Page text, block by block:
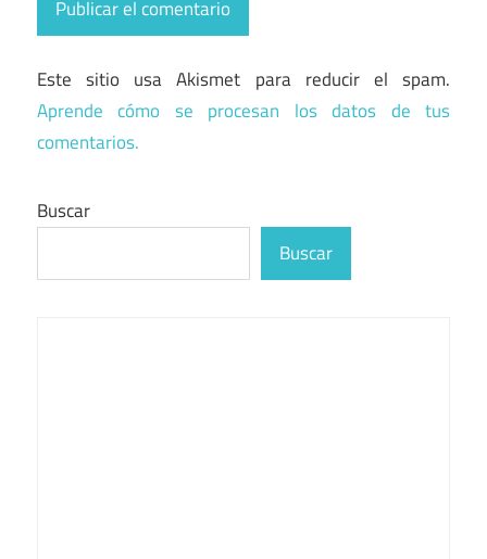
Este sitio usa Akismet para reducir el spam.
Aprende cómo se procesan los datos de tus
comentarios.
Buscar
Buscar